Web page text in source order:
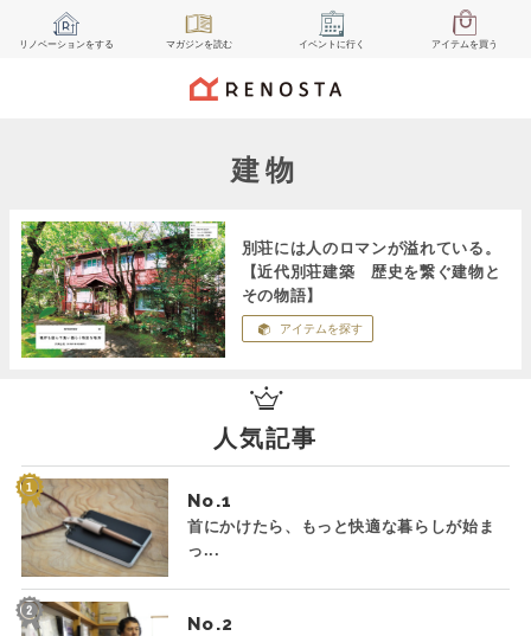
リノベーションをする マガジンを読む イベント に行く アイテムを買う
建物
別荘には人のロマンが溢れている。
【近代別荘建築 歴史を繋ぐ建物と
その物語】
アイテムを探す
人気記事
No.
首にかけたら、もっと快適な暮らしが始ま
っ...
No.